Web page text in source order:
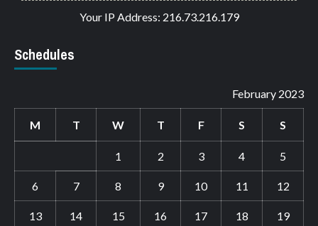
Your IP Address: 216.73.216.179
Schedules
February 2023
M T W T F S S
1 2 3 4 5
6 7 8 9 10 11 12
13 14 15 16 17 18 19